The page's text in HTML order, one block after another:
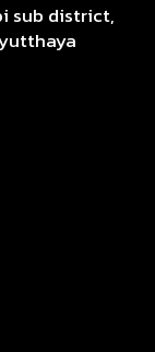
sub district,